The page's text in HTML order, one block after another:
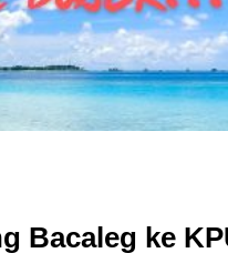
Bacaleg ke